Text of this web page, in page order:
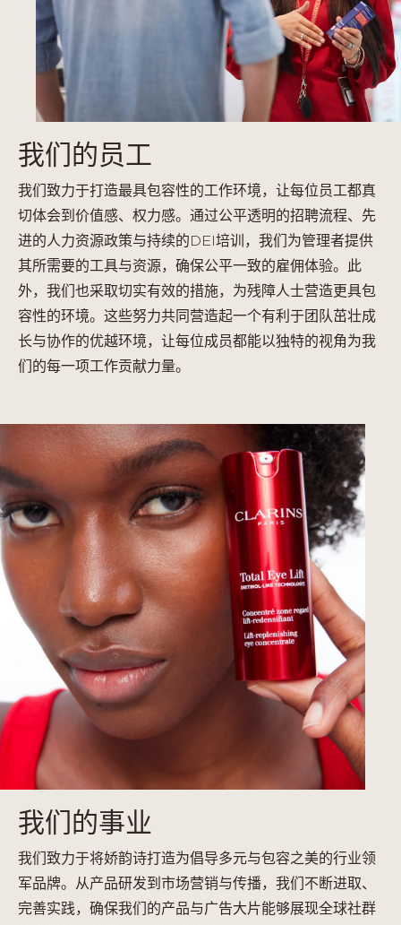
我们的员工
我们致力于打造最具包容性的工作环境，让每位员工都真
切体会到价值感、权力感。通过公平透明的招聘流程、先
进的人力资源政策与持续的DEI培训，我们为管理者提供
其所需要的工具与资源，确保公平一致的雇佣体验。此
外，我们也采取切实有效的措施，为残障人士营造更具包
容性的环境。这些努力共同营造起一个有利于团队茁壮成
长与协作的优越环境，让每位成员都能以独特的视角为我
们的每一项工作贡献力量。
我们的事业
我们致力于将娇韵诗打造为倡导多元与包容之美的行业领
军品牌。从产品研发到市场营销与传播，我们不断进取、
完善实践，确保我们的产品与广告大片能够展现全球社群